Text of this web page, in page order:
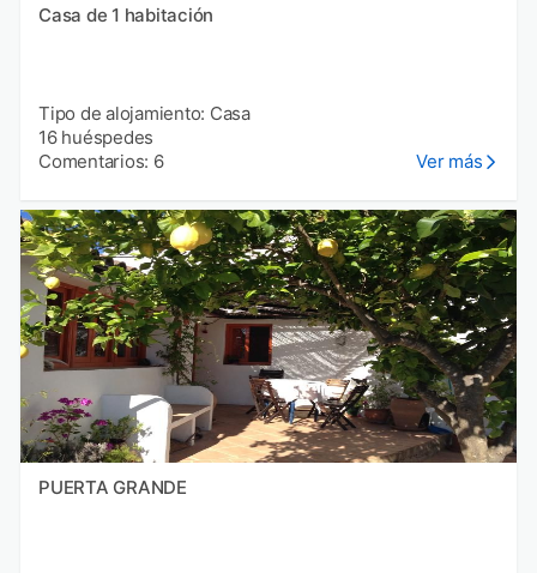
Casa de 1 habitación
Tipo de alojamiento: Casa
16 huéspedes
Comentarios: 6
Ver más
PUERTA GRANDE